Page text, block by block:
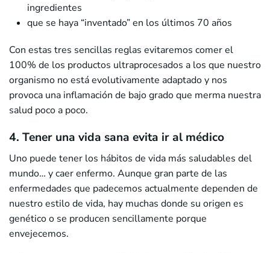
ingredientes
que se haya “inventado” en los últimos 70 años
Con estas tres sencillas reglas evitaremos comer el
100% de los productos ultraprocesados a los que nuestro
organismo no está evolutivamente adaptado y nos
provoca una inflamación de bajo grado que merma nuestra
salud poco a poco.
4. Tener una vida sana evita ir al médico
Uno puede tener los hábitos de vida más saludables del
mundo… y caer enfermo. Aunque gran parte de las
enfermedades que padecemos actualmente dependen de
nuestro estilo de vida, hay muchas donde su origen es
genético o se producen sencillamente porque
envejecemos.